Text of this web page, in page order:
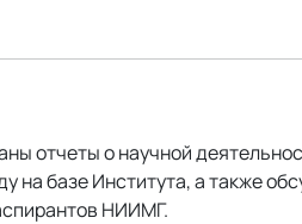
отчеты о научной
на базе Института, а также
НИИМГ.